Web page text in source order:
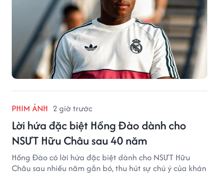
PHIM ẢNH 2 giờ trước
Lời hứa đặc biệt Hồng Đào dành cho
NSƯT Hữu Châu sau 40 năm
Hồng Đào có lời hứa đặc biệt dành cho NSƯT Hữu
Châu sau nhiều năm gắn bó, thu hút sự chú ý của khán